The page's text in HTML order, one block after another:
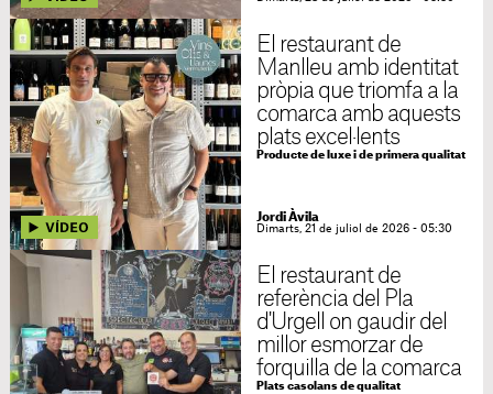
El restaurant de
Manlleu amb identitat
pròpia que triomfa a la
comarca amb aquests
plats excel·lents
Producte de luxe i de primera qualitat
Jordi Àvila
Dimarts, 21 de juliol de 2026 - 05:30
El restaurant de
referència del Pla
d'Urgell on gaudir del
millor esmorzar de
forquilla de la comarca
Plats casolans de qualitat